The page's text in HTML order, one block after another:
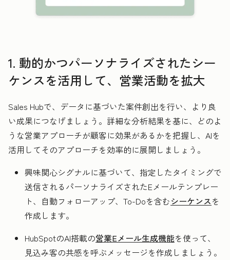
1. 動的かつパーソナライズされたシー
ケンスを活用して、営業活動を拡大
Sales Hubで、データに基づいた案件創出を行い、より良
い成果につなげましょう。詳細な分析結果を基に、どのよ
うな営業アプローチが顧客に効果があるかを把握し、AIを
活用してそのアプローチを効率的に展開しましょう。
興味関心シグナルに基づいて、指定したタイミングで
送信されるパーソナライズされたEメールテンプレー
ト、自動フォローアップ、To-Doを含むシーケンスを
作成します。
HubSpotのAI搭載の営業Eメール生成機能を使って、
見込み客の共感を呼ぶメッセージを作成しましょう。